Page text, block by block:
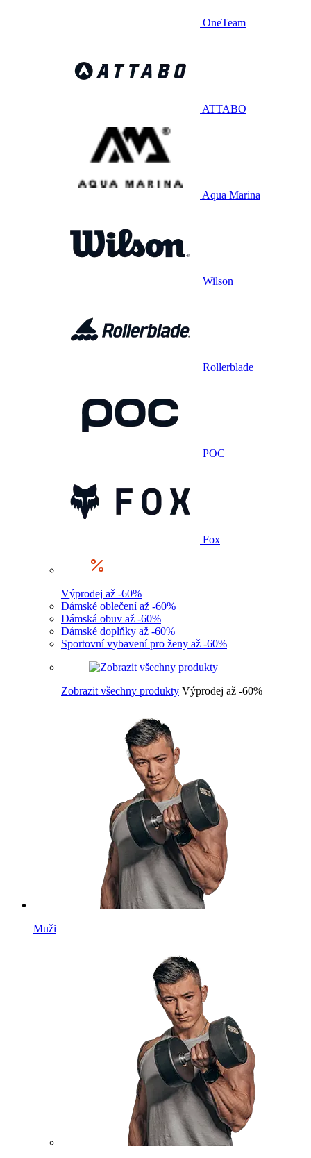
OneTeam
ATTABO
Aqua Marina
Wilson
Rollerblade
POC
Fox
Výprodej až -60%
Dámské oblečení až -60%
Dámská obuv až -60%
Dámské doplňky až -60%
Sportovní vybavení pro ženy až -60%
Zobrazit všechny produkty Výprodej až -60%
Muži